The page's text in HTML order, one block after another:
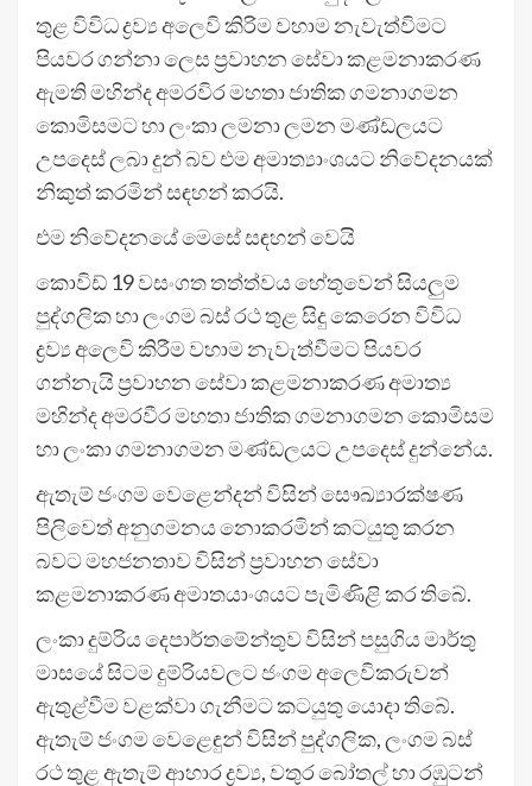
තුළ විවිධ ද්‍රව්‍ය අලෙවි කිරිම වහාම නැවැත්විමට
පියවර ගන්නා ලෙස ප්‍රවාහන සේවා කළමනාකරණ
ඇමති මහින්ද අමරවිර මහතා ජාතික ගමනාගමන
කොමිසමට හා ලංකා ලමනා ලමන මණ්ඩලයට
උපදෙස් ලබා දුන් බව එම අමාත්‍යාංශයට නිවේදනයක්
නිකුත් කරමින් සඳහන් කරයි.
එම නිවේදනයේ මෙසේ සඳහන් වෙයි
කොවිඩ් 19 වසංගත තත්ත්වය හේතුවෙන් සියලුම
පුද්ගලික හා ලංගම බස් රථ තුළ සිදු කෙරෙන විවිධ
ද්‍රව්‍ය අලෙවි කිරීම වහාම නැවැත්වීමට පියවර
ගන්නැයි ප්‍රවාහන සේවා කළමනාකරණ අමාත්‍ය
මහින්ද අමරවීර මහතා ජාතික ගමනාගමන කොමිසම
හා ලංකා ගමනාගමන මණ්ඩලයට උපදෙස් දුන්නේය.
ඇතැම් ජංගම වෙළෙන්දන් විසින් සෞඛ්‍යාරක්ෂණ
පිලිවෙත් අනුගමනය නොකරමින් කටයුතු කරන
බවට මහජනතාව විසින් ප්‍රවාහන සේවා
කළමනාකරණ අමාතයාංශයට පැමිණිළි කර තිබේ.
ලංකා දුම්රිය දෙපාර්තමේන්තුව විසින් පසුගිය මාර්තු
මාසයේ සිටම දුම්රියවලට ජංගම අලෙවිකරුවන්
ඇතුළ්වීම වළක්වා ගැනීමට කටයුතු යොදා තිබේ.
ඇතැම් ජංගම වෙළෙඳුන් විසින් පුද්ගලික, ලංගම බස්
රථ තුළ ඇතැම් ආහාර ද්‍රව්‍ය, වතුර බෝතල් හා රඹුටන්